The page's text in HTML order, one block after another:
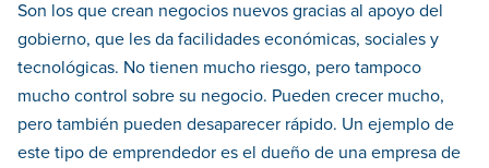
Son los que crean negocios nuevos gracias al apoyo del
gobierno, que les da facilidades económicas, sociales y
tecnológicas. No tienen mucho riesgo, pero tampoco
mucho control sobre su negocio. Pueden crecer mucho,
pero también pueden desaparecer rápido. Un ejemplo de
este tipo de emprendedor es el dueño de una empresa de